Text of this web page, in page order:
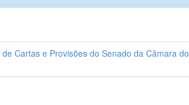
de Cartas e Provisões do Senado da Câmara do